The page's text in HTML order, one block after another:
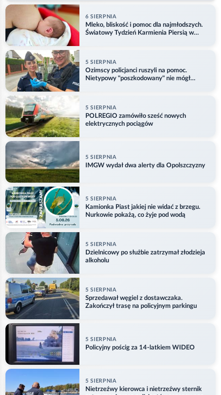
6 SIERPNIA
Mleko, bliskość i pomoc dla najmłodszych.
Światowy Tydzień Karmienia Piersią w
5 SIERPNIA
Ozimscy policjanci ruszyli na pomoc.
Nietypowy "poszkodowany" nie mógł
5 SIERPNIA
POLREGIO zamówiło sześć nowych
elektrycznych pociągów
5 SIERPNIA
IMGW wydał dwa alerty dla Opolszczyzny
5 SIERPNIA
Kamionka Piast jakiej nie widać z brzegu.
Nurkowie pokażą, co żyje pod wodą
5 SIERPNIA
Dzielnicowy po służbie zatrzymał złodzieja
alkoholu
5 SIERPNIA
Sprzedawał węgiel z dostawczaka.
Zakończył trasę na policyjnym parkingu
5 SIERPNIA
Policyjny pościg za 14-latkiem WIDEO
5 SIERPNIA
Nietrzeźwy kierowca i nietrzeźwy sternik